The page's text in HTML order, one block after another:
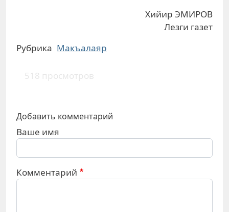
Хийир ЭМИРОВ
Лезги газет
Рубрика Макъалаяр
518 просмотров
Добавить комментарий
Ваше имя
Комментарий